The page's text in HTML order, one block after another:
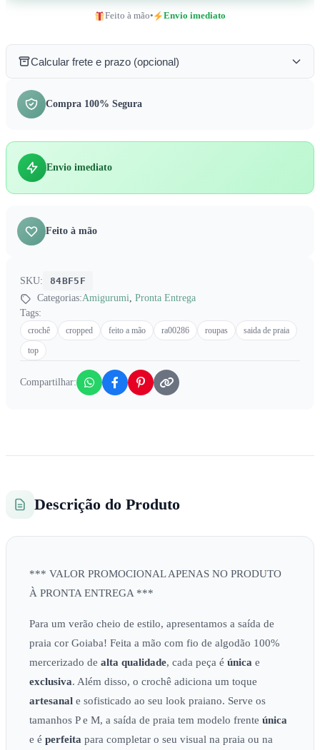
Calcular frete e prazo (opcional)
Feito à mão• Envio imediato
Compra 100% Segura
Envio imediato
Feito à mão
SKU:
84BF5F
Categorias:Amigurumi, Pronta Entrega
Tags:
crochê cropped feito a mão ra00286 roupas
saida de praia
top
Compartilhar:
Descrição do Produto
*** VALOR PROMOCIONAL APENAS NO PRODUTO
À PRONTA ENTREGA ***
Para um verão cheio de estilo, apresentamos a saída de
praia cor Goiaba! Feita a mão com fio de algodão 100%
mercerizado de alta qualidade, cada peça é única e
exclusiva. Além disso, o crochê adiciona um toque
artesanal e sofisticado ao seu look praiano. Serve os
tamanhos P e M, a saída de praia tem modelo frente única
e é perfeita para completar o seu visual na praia ou na